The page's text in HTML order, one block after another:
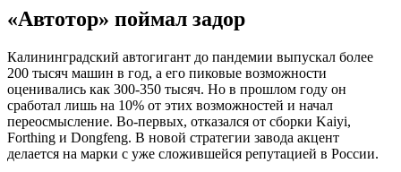
«Автотор» поймал задор
Калининградский автогигант до пандемии выпускал более
200 тысяч машин в год, а его пиковые возможности
оценивались как 300-350 тысяч. Но в прошлом году он
сработал лишь на 10% от этих возможностей и начал
переосмысление. Во-первых, отказался от сборки Kaiyi,
Forthing и Dongfeng. В новой стратегии завода акцент
делается на марки с уже сложившейся репутацией в России.